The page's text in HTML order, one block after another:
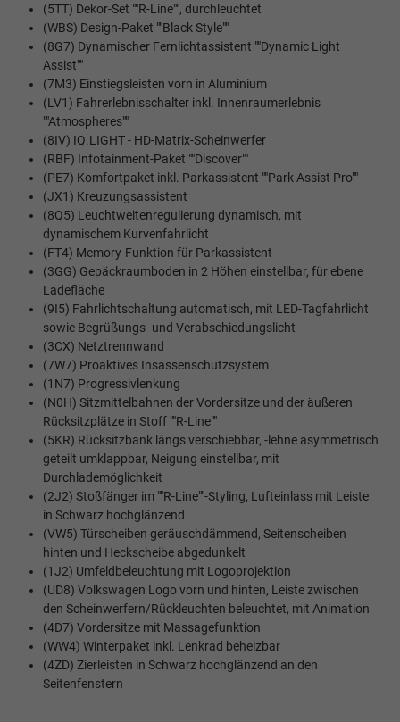
(5TT) Dekor-Set ""R-Line"", durchleuchtet
(WBS) Design-Paket ""Black Style""
(8G7) Dynamischer Fernlichtassistent ""Dynamic Light
Assist""
(7M3) Einstiegsleisten vorn in Aluminium
(LV1) Fahrerlebnisschalter inkl. Innenraumerlebnis
""Atmospheres""
(8IV) IQ.LIGHT - HD-Matrix-Scheinwerfer
(RBF) Infotainment-Paket ""Discover""
(PE7) Komfortpaket inkl. Parkassistent ""Park Assist Pro""
(JX1) Kreuzungsassistent
(8Q5) Leuchtweitenregulierung dynamisch, mit
dynamischem Kurvenfahrlicht
(FT4) Memory-Funktion für Parkassistent
(3GG) Gepäckraumboden in 2 Höhen einstellbar, für ebene
Ladefläche
(9I5) Fahrlichtschaltung automatisch, mit LED-Tagfahrlicht
sowie Begrüßungs- und Verabschiedungslicht
(3CX) Netztrennwand
(7W7) Proaktives Insassenschutzsystem
(1N7) Progressivlenkung
(N0H) Sitzmittelbahnen der Vordersitze und der äußeren
Rücksitzplätze in Stoff ""R-Line""
(5KR) Rücksitzbank längs verschiebbar, -lehne asymmetrisch
geteilt umklappbar, Neigung einstellbar, mit
Durchlademöglichkeit
(2J2) Stoßfänger im ""R-Line""-Styling, Lufteinlass mit Leiste
in Schwarz hochglänzend
(VW5) Türscheiben geräuschdämmend, Seitenscheiben
hinten und Heckscheibe abgedunkelt
(1J2) Umfeldbeleuchtung mit Logoprojektion
(UD8) Volkswagen Logo vorn und hinten, Leiste zwischen
den Scheinwerfern/Rückleuchten beleuchtet, mit Animation
(4D7) Vordersitze mit Massagefunktion
(WW4) Winterpaket inkl. Lenkrad beheizbar
(4ZD) Zierleisten in Schwarz hochglänzend an den
Seitenfenstern